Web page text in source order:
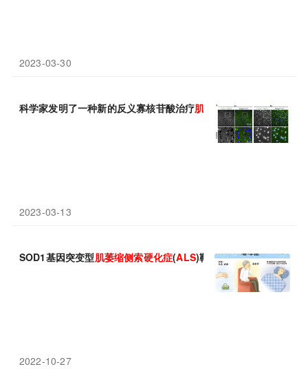
2023-03-30
科学家发明了一种新的反义寡核苷酸治疗肌萎缩侧索硬化症
2023-03-13
SOD1基因突变型肌萎缩侧索硬化症(ALS)靶向新药！反义疗法
2022-10-27